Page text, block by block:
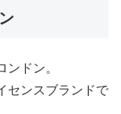
ドン。
センスブランドで